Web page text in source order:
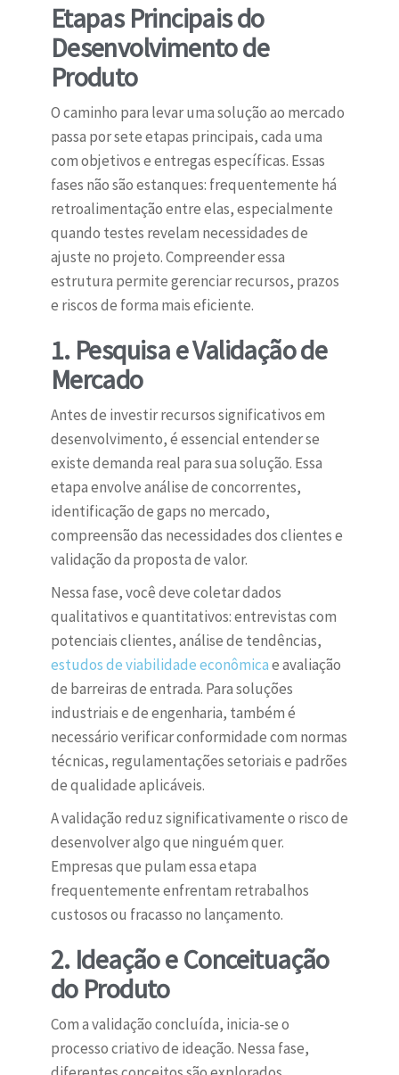
Etapas Principais do
Desenvolvimento de
Produto
O caminho para levar uma solução ao mercado
passa por sete etapas principais, cada uma
com objetivos e entregas específicas. Essas
fases não são estanques: frequentemente há
retroalimentação entre elas, especialmente
quando testes revelam necessidades de
ajuste no projeto. Compreender essa
estrutura permite gerenciar recursos, prazos
e riscos de forma mais eficiente.
1. Pesquisa e Validação de
Mercado
Antes de investir recursos significativos em
desenvolvimento, é essencial entender se
existe demanda real para sua solução. Essa
etapa envolve análise de concorrentes,
identificação de gaps no mercado,
compreensão das necessidades dos clientes e
validação da proposta de valor.
Nessa fase, você deve coletar dados
qualitativos e quantitativos: entrevistas com
potenciais clientes, análise de tendências,
estudos de viabilidade econômicae avaliação
de barreiras de entrada. Para soluções
industriais e de engenharia, também é
necessário verificar conformidade com normas
técnicas, regulamentações setoriais e padrões
de qualidade aplicáveis.
A validação reduz significativamente o risco de
desenvolver algo que ninguém quer.
Empresas que pulam essa etapa
frequentemente enfrentam retrabalhos
custosos ou fracasso no lançamento.
2. Ideação e Conceituação
do Produto
Com a validação concluída, inicia-se o
processo criativo de ideação. Nessa fase,